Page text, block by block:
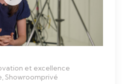
et excellence
Showroomprivé